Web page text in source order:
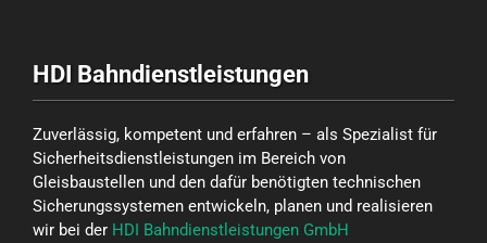
HDI Bahndienstleistungen
Zuverlässig, kompetent und erfahren – als Spezialist für
Sicherheitsdienstleistungen im Bereich von
Gleisbaustellen und den dafür benötigten technischen
Sicherungssystemen entwickeln, planen und realisieren
wir bei der HDI Bahndienstleistungen GmbH